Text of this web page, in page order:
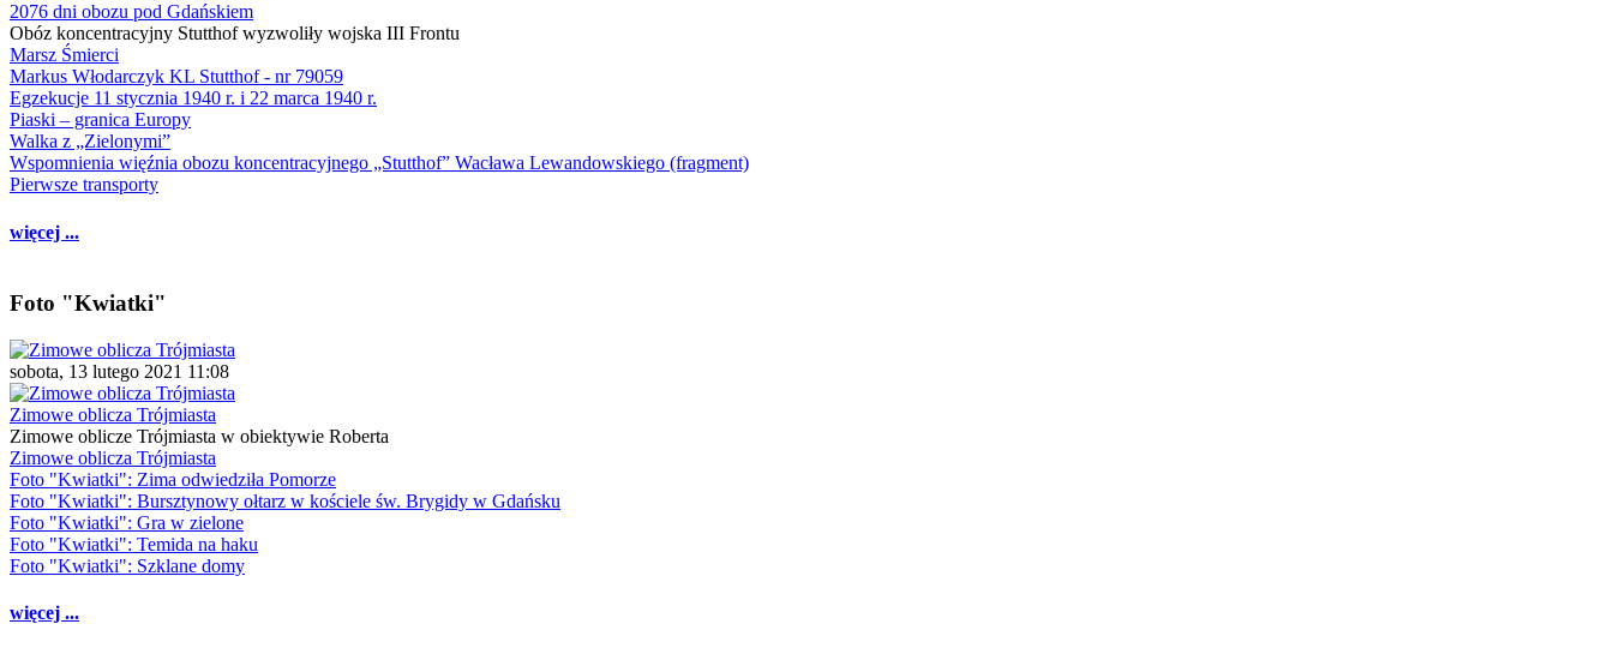
2076 dni obozu pod Gdańskiem
Obóz koncentracyjny Stutthof wyzwoliły wojska III Frontu
Marsz Śmierci
Markus Włodarczyk KL Stutthof - nr 79059
Egzekucje 11 stycznia 1940 r. i 22 marca 1940 r.
Piaski – granica Europy
Walka z „Zielonymi”
Wspomnienia więźnia obozu koncentracyjnego „Stutthof” Wacława Lewandowskiego (fragment)
Pierwsze transporty
więcej ...
Foto "Kwiatki"
sobota, 13 lutego 2021 11:08
Zimowe oblicza Trójmiasta
Zimowe oblicze Trójmiasta w obiektywie Roberta
Zimowe oblicza Trójmiasta
Foto "Kwiatki": Zima odwiedziła Pomorze
Foto "Kwiatki": Bursztynowy ołtarz w kościele św. Brygidy w Gdańsku
Foto "Kwiatki": Gra w zielone
Foto "Kwiatki": Temida na haku
Foto "Kwiatki": Szklane domy
więcej ...